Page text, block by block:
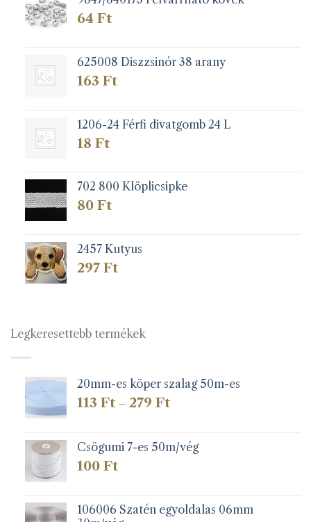
64 Ft
625008 Diszzsinór 38 arany
163 Ft
1206-24 Férfi divatgomb 24 L
18 Ft
702 800 Klöplicsipke
80 Ft
2457 Kutyus
297 Ft
Legkeresettebb termékek
20mm-es köper szalag 50m-es
113 Ft – 279 FtÁrtartomány:
279 Ft
Csögumi 7-es 50m/vég
100 Ft
106006 Szatén egyoldalas 06mm